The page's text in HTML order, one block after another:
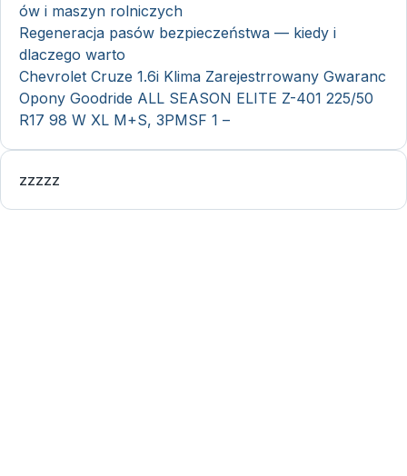
ów i maszyn rolniczych
Regeneracja pasów bezpieczeństwa — kiedy i
dlaczego warto
Chevrolet Cruze 1.6i Klima Zarejestrrowany Gwaranc
Opony Goodride ALL SEASON ELITE Z-401 225/50
R17 98 W XL M+S, 3PMSF 1 –
zzzzz